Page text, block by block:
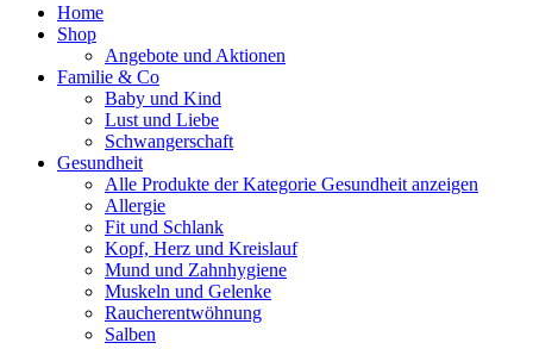
Home
Shop
Angebote und Aktionen
Familie & Co
Baby und Kind
Lust und Liebe
Schwangerschaft
Gesundheit
Alle Produkte der Kategorie Gesundheit anzeigen
Allergie
Fit und Schlank
Kopf, Herz und Kreislauf
Mund und Zahnhygiene
Muskeln und Gelenke
Raucherentwöhnung
Salben